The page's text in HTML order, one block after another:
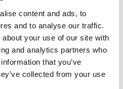
content and ads, to
and to analyse our traffic.
your use of our site with
and analytics partners who
that you’ve
collected from your use